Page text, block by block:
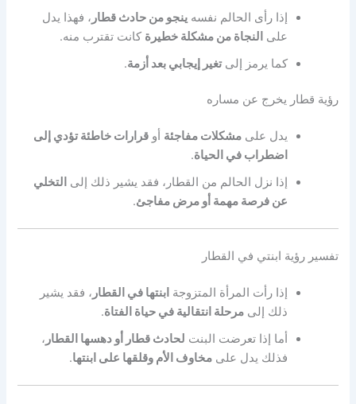
إذا رأى الحالم نفسهينجو من حادث قطار ، فهذا يدل
على النجاة من مشكلة خطيرة كانت تقترب منه.
كما يرمز إلىتغير إيجابي بعد أزمة.
رؤية قطار يخرج عن مساره
يدل علىمشكلات مفاجئة أوقرارات خاطئة تؤدي إلى
اضطراب في الحياة.
إذا نزل الحالم من القطار، فقد يشير ذلك إلى التخلي
عن فرصة مهمة أو مرض مفاجئ.
تفسير رؤية ابنتي في القطار
إذا رأت المرأة المتزوجة ابنتها في القطار ، فقد يشير
ذلك إلىمرحلة انتقالية في حياة الفتاة.
أما إذا تعرضت البنت لحادث قطار أو دهسها القطار ،
فذلك يدل علىمخاوف الأم وقلقها على ابنتها.